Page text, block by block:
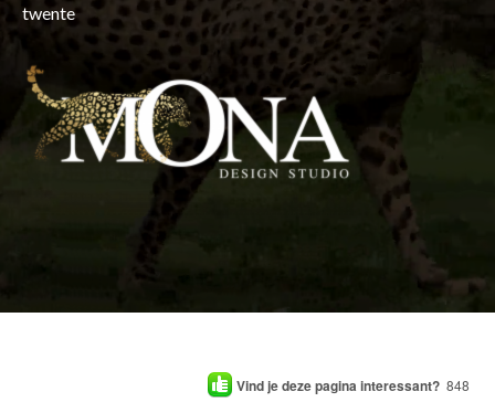
twente
Vind je deze pagina interessant? 848